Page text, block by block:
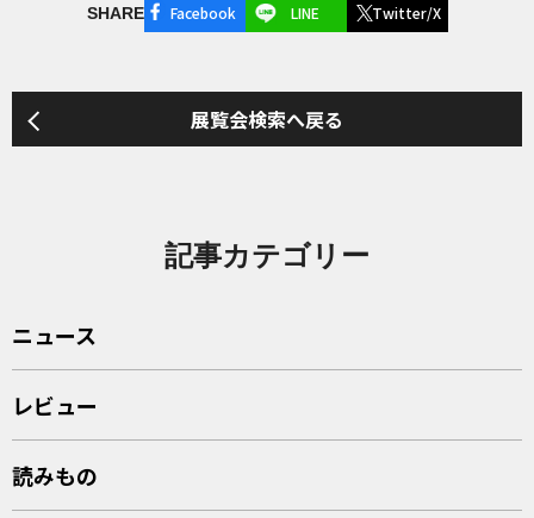
SHARE Facebook LINE Twitter/X
展覧会検索へ戻る
記事カテゴリー
ニュース
レビュー
読みもの